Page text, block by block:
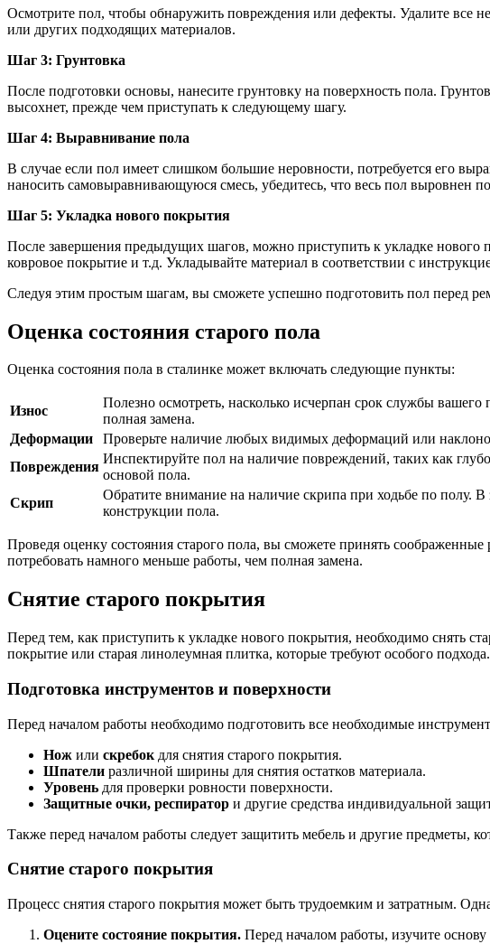
Осмотрите пол, чтобы обнаружить повреждения или дефекты. Удалите все
или других подходящих материалов.
Шаг 3: Грунтовка
После подготовки основы, нанесите грунтовку на поверхность пола.
высохнет, прежде чем приступать к следующему шагу.
Шаг 4: Выравнивание пола
В случае если пол имеет слишком большие неровности, потребуется его
наносить самовыравнивающуюся смесь, убедитесь, что весь пол выровнен
Шаг 5: Укладка нового покрытия
После завершения предыдущих шагов, можно приступить к укладке нового
ковровое покрытие и т.д. Укладывайте материал в соответствии с
Следуя этим простым шагам, вы сможете успешно подготовить пол перед
Оценка состояния старого пола
Оценка состояния пола в сталинке может включать следующие пункты:
Износ
Полезно осмотреть, насколько исчерпан срок службы
полная замена.
Деформации
Проверьте наличие любых видимых деформаций или
Повреждения
Инспектируйте пол на наличие повреждений, таких как
основой пола.
Скрип
Обратите внимание на наличие скрипа при ходьбе по полу.
конструкции пола.
Проведя оценку состояния старого пола, вы сможете принять
потребовать намного меньше работы, чем полная замена.
Снятие старого покрытия
Перед тем, как приступить к укладке нового покрытия, необходимо снять
покрытие или старая линолеумная плитка, которые требуют особого подхода.
Подготовка инструментов и поверхности
Перед началом работы необходимо подготовить все необходимые
Нож или скребок для снятия старого покрытия.
Шпатели различной ширины для снятия остатков материала.
Уровень для проверки ровности поверхности.
Защитные очки, респиратор и другие средства индивидуальной
Также перед началом работы следует защитить мебель и другие предметы,
Снятие старого покрытия
Процесс снятия старого покрытия может быть трудоемким и затратным.
Оцените состояние покрытия. Перед началом работы, изучите